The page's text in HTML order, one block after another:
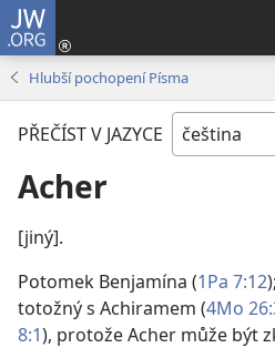
JW.ORG
Hlubší pochopení Písma
PŘEČÍST V JAZYCE
Acher
[jiný].
Potomek Benjamína (1Pa 7:12
totožný s Achiramem (4Mo
8:1), protože Acher může být